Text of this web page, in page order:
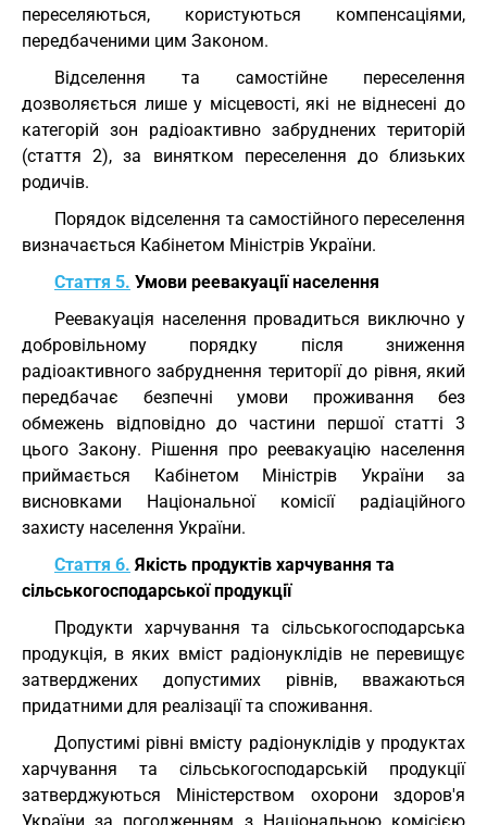
переселяються, користуються компенсаціями,
передбаченими цим Законом.
Відселення та самостійне переселення
дозволяється лише у місцевості, які не віднесені до
категорій зон радіоактивно забруднених територій
(стаття 2), за винятком переселення до близьких
родичів.
Порядок відселення та самостійного переселення
визначається Кабінетом Міністрів України.
Стаття 5. Умови реевакуації населення
Реевакуація населення провадиться виключно у
добровільному порядку після зниження
радіоактивного забруднення території до рівня, який
передбачає безпечні умови проживання без
обмежень відповідно до частини першої статті 3
цього Закону. Рішення про реевакуацію населення
приймається Кабінетом Міністрів України за
висновками Національної комісії радіаційного
захисту населення України.
Стаття 6. Якість продуктів харчування та
сільськогосподарської продукції
Продукти харчування та сільськогосподарська
продукція, в яких вміст радіонуклідів не перевищує
затверджених допустимих рівнів, вважаються
придатними для реалізації та споживання.
Допустимі рівні вмісту радіонуклідів у продуктах
харчування та сільськогосподарській продукції
затверджуються Міністерством охорони здоров'я